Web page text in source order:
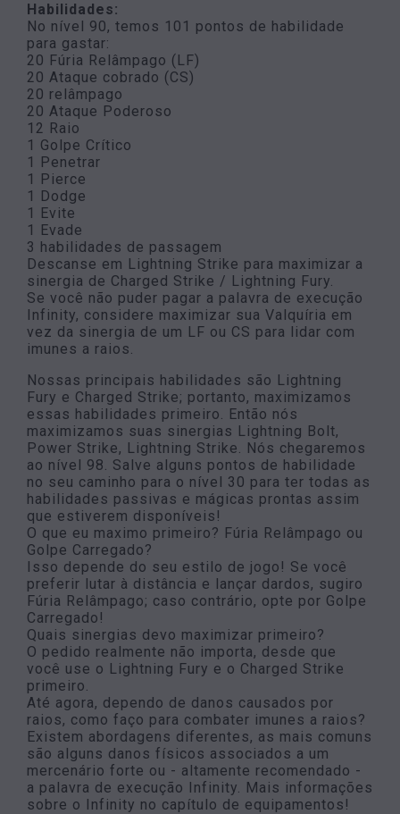
Habilidades:
No nível 90, temos 101 pontos de habilidade
para gastar:
20 Fúria Relâmpago (LF)
20 Ataque cobrado (CS)
20 relâmpago
20 Ataque Poderoso
12 Raio
1 Golpe Crítico
1 Penetrar
1 Pierce
1 Dodge
1 Evite
1 Evade
3 habilidades de passagem
Descanse em Lightning Strike para maximizar a
sinergia de Charged Strike / Lightning Fury.
Se você não puder pagar a palavra de execução
Infinity, considere maximizar sua Valquíria em
vez da sinergia de um LF ou CS para lidar com
imunes a raios.
Nossas principais habilidades são Lightning
Fury e Charged Strike; portanto, maximizamos
essas habilidades primeiro. Então nós
maximizamos suas sinergias Lightning Bolt,
Power Strike, Lightning Strike. Nós chegaremos
ao nível 98. Salve alguns pontos de habilidade
no seu caminho para o nível 30 para ter todas as
habilidades passivas e mágicas prontas assim
que estiverem disponíveis!
O que eu maximo primeiro? Fúria Relâmpago ou
Golpe Carregado?
Isso depende do seu estilo de jogo! Se você
preferir lutar à distância e lançar dardos, sugiro
Fúria Relâmpago; caso contrário, opte por Golpe
Carregado!
Quais sinergias devo maximizar primeiro?
O pedido realmente não importa, desde que
você use o Lightning Fury e o Charged Strike
primeiro.
Até agora, dependo de danos causados por
raios, como faço para combater imunes a raios?
Existem abordagens diferentes, as mais comuns
são alguns danos físicos associados a um
mercenário forte ou - altamente recomendado -
a palavra de execução Infinity. Mais informações
sobre o Infinity no capítulo de equipamentos!